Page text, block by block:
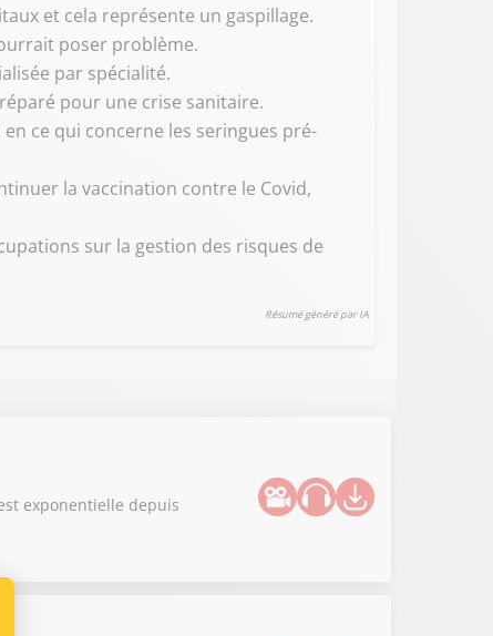
et cela représente un gaspillage.
poser problème.
par spécialité.
pour une crise sanitaire.
ce qui concerne les seringues pré-
la vaccination contre le Covid,
sur la gestion des risques de
Résumé généré par IA
exponentielle depuis